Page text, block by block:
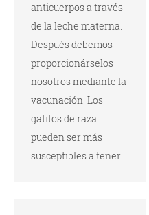
anticuerpos a través
de la leche materna.
Después debemos
proporcionárselos
nosotros mediante la
vacunación. Los
gatitos de raza
pueden ser más
susceptibles a tener...